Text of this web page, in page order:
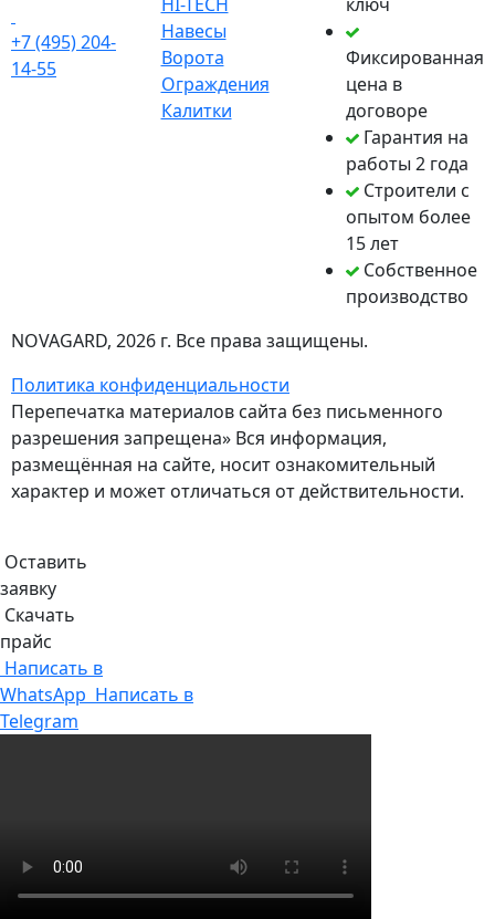
+7 (495) 204-
14-55
Навесы
Ворота
Ограждения
Калитки
Фиксированная
цена в
договоре
Гарантия на
работы 2 года
Строители с
опытом более
15 лет
Собственное
производство
NOVAGARD, 2026 г. Все права защищены.
Политика конфиденциальности
Перепечатка материалов сайта без письменного
разрешения запрещена» Вся информация,
размещённая на сайте, носит ознакомительный
характер и может отличаться от действительности.
Оставить
заявку
Скачать
прайс
Написать в
WhatsApp Написать в
Telegram